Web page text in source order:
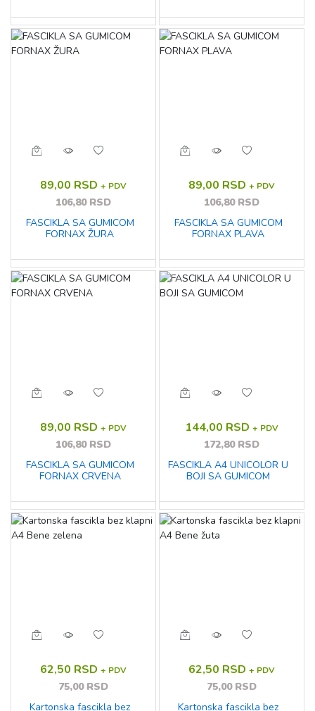
89,00 RSD + PDV
106,80 RSD
FASCIKLA SA GUMICOM
FORNAX ŽURA
89,00 RSD + PDV
106,80 RSD
FASCIKLA SA GUMICOM
FORNAX PLAVA
89,00 RSD + PDV
106,80 RSD
FASCIKLA SA GUMICOM
FORNAX CRVENA
144,00 RSD + PDV
172,80 RSD
FASCIKLA A4 UNICOLOR U
BOJI SA GUMICOM
62,50 RSD + PDV
75,00 RSD
Kartonska fascikla bez
62,50 RSD + PDV
75,00 RSD
Kartonska fascikla bez